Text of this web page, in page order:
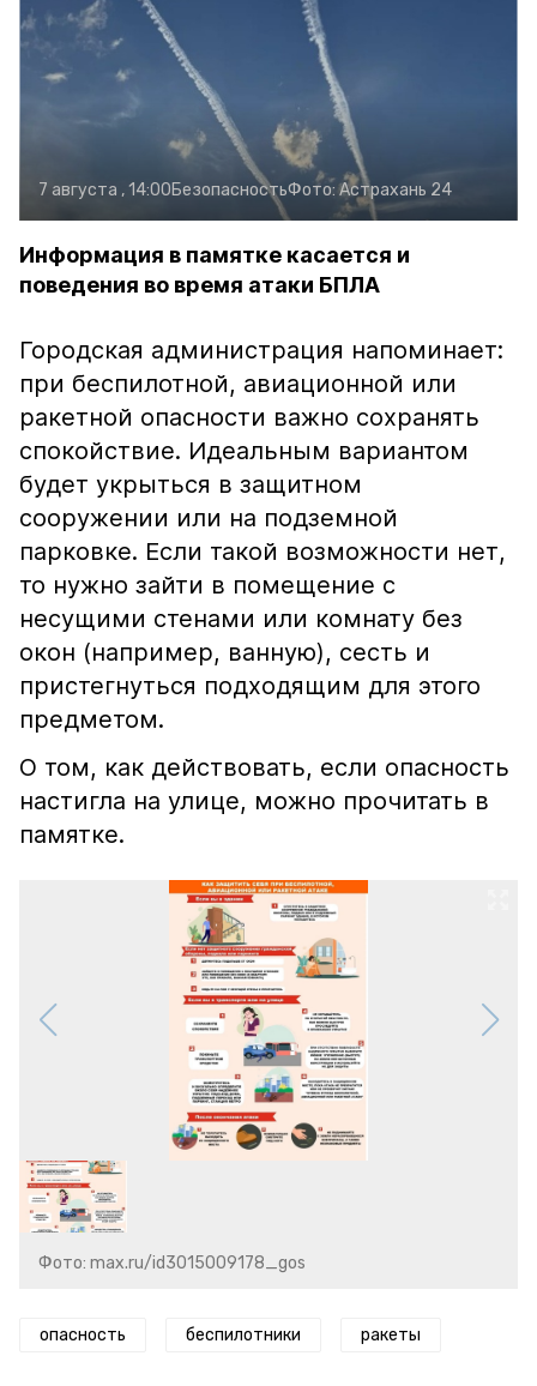
7 августа , 14:00БезопасностьФото: Астрахань 24
Информация в памятке касается и
поведения во время атаки БПЛА
Городская администрация напоминает:
при беспилотной, авиационной или
ракетной опасности важно сохранять
спокойствие. Идеальным вариантом
будет укрыться в защитном
сооружении или на подземной
парковке. Если такой возможности нет,
то нужно зайти в помещение с
несущими стенами или комнату без
окон (например, ванную), сесть и
пристегнуться подходящим для этого
предметом.
О том, как действовать, если опасность
настигла на улице, можно прочитать в
памятке.
Фото: max.ru/id3015009178_gos
опасность беспилотники ракеты